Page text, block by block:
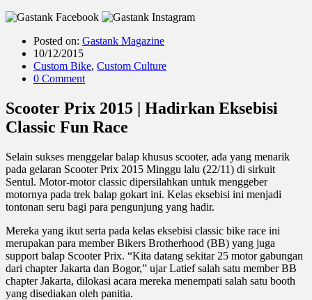
Posted on: Gastank Magazine
10/12/2015
Custom Bike, Custom Culture
0 Comment
Scooter Prix 2015 | Hadirkan Eksebisi
Classic Fun Race
Selain sukses menggelar balap khusus scooter, ada yang menarik
pada gelaran Scooter Prix 2015 Minggu lalu (22/11) di sirkuit
Sentul. Motor-motor classic dipersilahkan untuk menggeber
motornya pada trek balap gokart ini. Kelas eksebisi ini menjadi
tontonan seru bagi para pengunjung yang hadir.
Mereka yang ikut serta pada kelas eksebisi classic bike race ini
merupakan para member Bikers Brotherhood (BB) yang juga
support balap Scooter Prix. “Kita datang sekitar 25 motor gabungan
dari chapter Jakarta dan Bogor,” ujar Latief salah satu member BB
chapter Jakarta, dilokasi acara mereka menempati salah satu booth
yang disediakan oleh panitia.